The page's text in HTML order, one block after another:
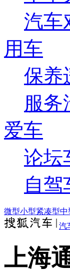
汽车
用车
保养
服务
爱车
论坛
自驾
微型小型紧凑型中
汽
上海